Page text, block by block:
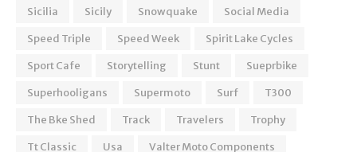
Sicilia
Sicily Snowquake
Social Media
Speed Triple
Speed Week
Spirit Lake Cycles
Sport Cafe
Storytelling Stunt
Sueprbike
Superhooligans
Supermoto Surf
T300
The Bke Shed
Track Travelers
Trophy
Tt Classic
Usa
Valter Moto Components